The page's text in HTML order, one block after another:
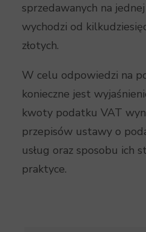
sprzedawanych na
wychodzi od
złotych.
W celu odpowiedzi na
konieczne jest
kwoty podatku VAT
przepisów ustawy o
usług oraz sposobu ich
praktyce.